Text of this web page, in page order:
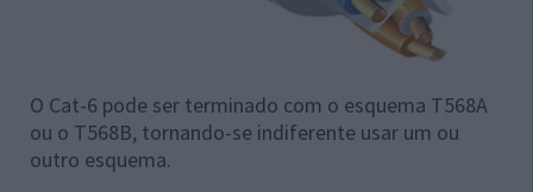
O Cat-6 pode ser terminado com o esquema T568A
ou o T568B, tornando-se indiferente usar um ou
outro esquema.